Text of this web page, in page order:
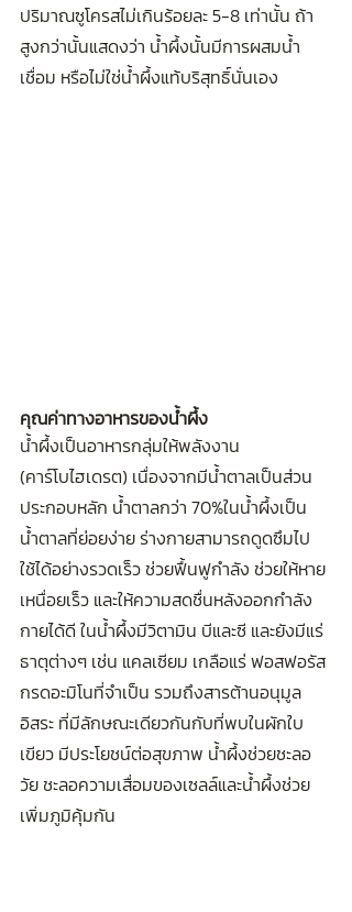
ปริมาณซูโครสไม่เกินร้อยละ 5-8 เท่านั้น ถ้า
สูงกว่านั้นแสดงว่า น้ำผึ้งนั้นมีการผสมน้ำ
เชื่อม หรือไม่ใช่น้ำผึ้งแท้บริสุทธิ์นั่นเอง
คุณค่าทางอาหารของน้ำผึ้ง
น้ำผึ้งเป็นอาหารกลุ่มให้พลังงาน
(คาร์โบไฮเดรต) เนื่องจากมีน้ำตาลเป็นส่วน
ประกอบหลัก น้ำตาลกว่า 70%ในน้ำผึ้งเป็น
น้ำตาลที่ย่อยง่าย ร่างกายสามารถดูดซึมไป
ใช้ได้อย่างรวดเร็ว ช่วยฟื้นฟูกำลัง ช่วยให้หาย
เหนื่อยเร็ว และให้ความสดชื่นหลังออกกำลัง
กายได้ดี ในน้ำผึ้งมีวิตามิน บีและซี และยังมีแร่
ธาตุต่างๆ เช่น แคลเซียม เกลือแร่ ฟอสฟอรัส
กรดอะมิโนที่จำเป็น รวมถึงสารต้านอนุมูล
อิสระ ที่มีลักษณะเดียวกันกับที่พบในผักใบ
เขียว มีประโยชน์ต่อสุขภาพ น้ำผึ้งช่วยชะลอ
วัย ชะลอความเสื่อมของเซลล์และน้ำผึ้งช่วย
เพิ่มภูมิคุ้มกัน